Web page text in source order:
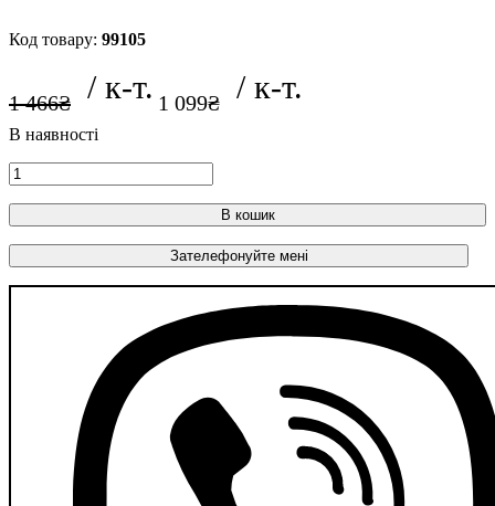
99105
1 466₴ 1 099₴
В кошик
Зателефонуйте мені